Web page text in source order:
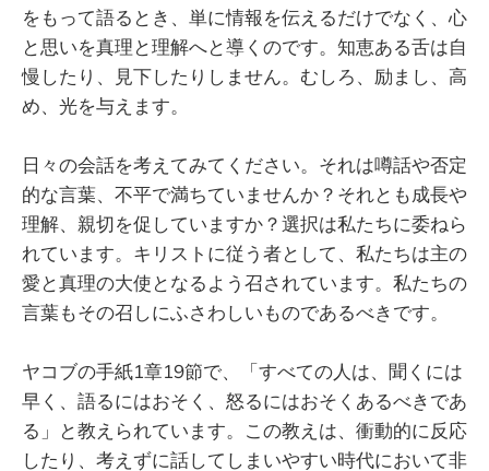
をもって語るとき、単に情報を伝えるだけでなく、心
と思いを真理と理解へと導くのです。知恵ある舌は自
慢したり、見下したりしません。むしろ、励まし、高
め、光を与えます。
日々の会話を考えてみてください。それは噂話や否定
的な言葉、不平で満ちていませんか？それとも成長や
理解、親切を促していますか？選択は私たちに委ねら
れています。キリストに従う者として、私たちは主の
愛と真理の大使となるよう召されています。私たちの
言葉もその召しにふさわしいものであるべきです。
ヤコブの手紙1章19節で、「すべての人は、聞くには
早く、語るにはおそく、怒るにはおそくあるべきであ
る」と教えられています。この教えは、衝動的に反応
したり、考えずに話してしまいやすい時代において非